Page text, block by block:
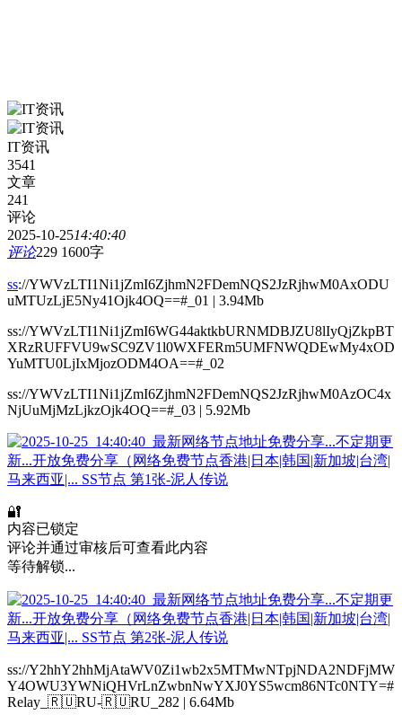
IT资讯
3541
文章
241
评论
2025-10-2514:40:40
评论229 1600字
ss://YWVzLTI1Ni1jZmI6ZjhmN2FDemNQS2JzRjhwM0AxODU
uMTUzLjE5Ny41Ojk4OQ==#_01 | 3.94Mb
ss://YWVzLTI1Ni1jZmI6WG44aktkbURNMDBJZU8lIyQjZkpBT
XRzRUFFVU9wSC9ZV1l0WXFERm5UMFNWQDEwMy4xOD
YuMTU0LjIxMjozODM4OA==#_02
ss://YWVzLTI1Ni1jZmI6ZjhmN2FDemNQS2JzRjhwM0AzOC4x
NjUuMjMzLjkzOjk4OQ==#_03 | 5.92Mb
🔐
内容已锁定
评论并通过审核后可查看此内容
等待解锁...
ss://Y2hhY2hhMjAtaWV0Zi1wb2x5MTMwNTpjNDA2NDFjMW
Y4OWU3YWNiQHVrLnZwbnNwYXJ0YS5wcm86NTc0NTY=#
Relay_🇷🇺RU-🇷🇺RU_282 | 6.64Mb